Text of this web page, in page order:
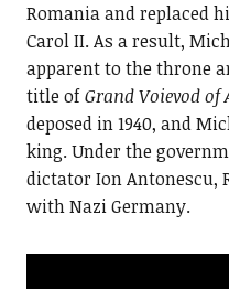
Romania and replaced
Carol II. As a result,
apparent to the throne
title ofGrand Voievod
deposed in 1940, and
king. Under the
dictator Ion Antonescu,
with Nazi Germany.